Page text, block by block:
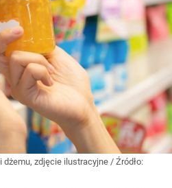
dżemu, zdjęcie ilustracyjne / Źródło: